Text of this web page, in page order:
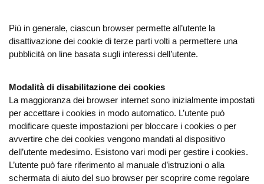
Più in generale, ciascun browser permette all’utente la
disattivazione dei cookie di terze parti volti a permettere una
pubblicità on line basata sugli interessi dell’utente.
Modalità di disabilitazione dei cookies
La maggioranza dei browser internet sono inizialmente impostati
per accettare i cookies in modo automatico. L’utente può
modificare queste impostazioni per bloccare i cookies o per
avvertire che dei cookies vengono mandati al dispositivo
dell’utente medesimo. Esistono vari modi per gestire i cookies.
L’utente può fare riferimento al manuale d’istruzioni o alla
schermata di aiuto del suo browser per scoprire come regolare